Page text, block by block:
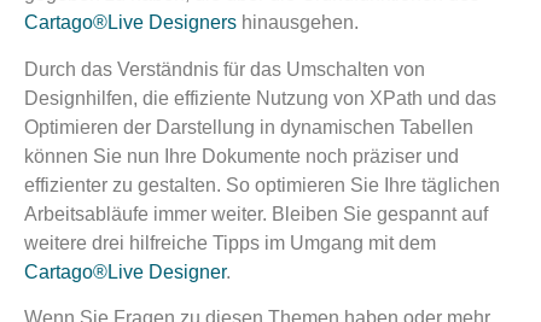
Cartago®Live Designers hinausgehen.
Durch das Verständnis für das Umschalten von
Designhilfen, die effiziente Nutzung von XPath und das
Optimieren der Darstellung in dynamischen Tabellen
können Sie nun Ihre Dokumente noch präziser und
effizienter zu gestalten. So optimieren Sie Ihre täglichen
Arbeitsabläufe immer weiter. Bleiben Sie gespannt auf
weitere drei hilfreiche Tipps im Umgang mit dem
Cartago®Live Designer.